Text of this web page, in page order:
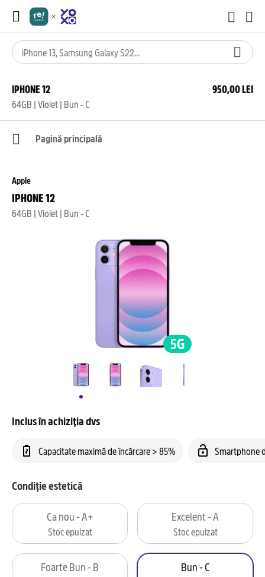
IPHONE 12
64GB | Violet | Bun - C
950,00 LEI
Pagină principală
Apple
IPHONE 12
64GB | Violet | Bun - C
Inclus în achiziția dvs
Capacitate maximă de încărcare > 85% Smartphone
Condiție estetică
Ca nou - A+
Stoc epuizat
Excelent - A
Stoc epuizat
Foarte Bun - B Bun - C